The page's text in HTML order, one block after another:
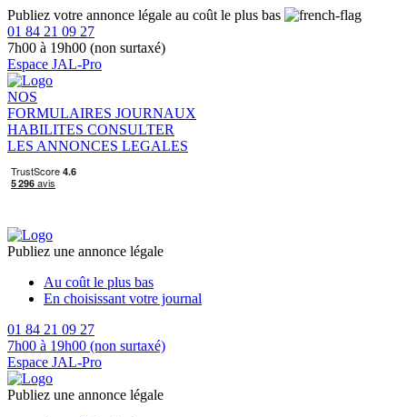
Publiez votre annonce légale au coût le plus bas
01 84 21 09 27
7h00 à 19h00 (non surtaxé)
Espace JAL-Pro
NOS
FORMULAIRES JOURNAUX
HABILITES CONSULTER
LES ANNONCES LEGALES
Publiez une annonce légale
Au coût le plus bas
En choisissant votre journal
01 84 21 09 27
7h00 à 19h00 (non surtaxé)
Espace JAL-Pro
Publiez une annonce légale